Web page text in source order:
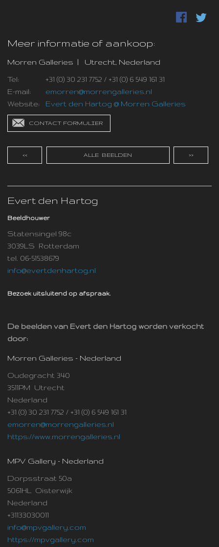
Meer informatie of aankoop:
Morren Galleries | Utrecht, Nederland
Tel:
+31 (0) 30 231 7752 / +31 (0) 6 549 161 31
E-mail:
emorren@morrengalleries.nl
Website: Evert den Hartog @ Morren Galleries
CONTACT FORMULIER
<< ALLE BEELDEN >>
Evert den Hartog
Beeldhouwer
Statensingel 98c
3039LS Rotterdam
tel. 06-51538679
info@evertdenhartog.nl
Bezoek uitsluitend op afspraak.
De beelden van Evert den Hartog worden verkocht
door:
Morren Galleries - Nederland
Oudegracht 340
3511PM Utrecht
Nederland
+31 (0) 30 231 7752 / +31 (0) 6 549 161 31
emorren@morrengalleries.nl
https://www.morrengalleries.nl
MPV Gallery - Nederland
Dorpsstraat 50a
5061HL Oisterwijk
Nederland
+31133030011
info@mpvgallery.com
https://mpvgallery.com